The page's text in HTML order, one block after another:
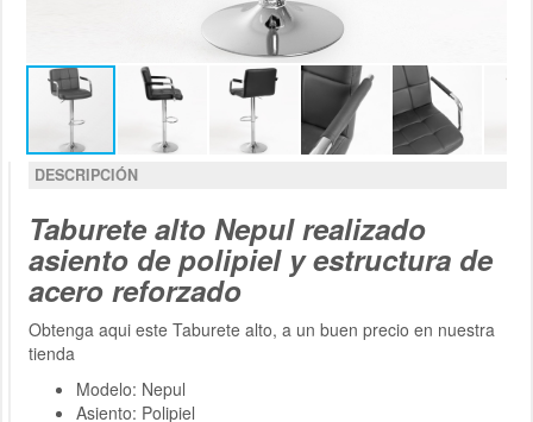
DESCRIPCIÓN
Taburete alto Nepul realizado
asiento de polipiel y estructura de
acero reforzado
Obtenga aqui este Taburete alto, a un buen precio en nuestra
tienda
Modelo: Nepul
Asiento: Polipiel